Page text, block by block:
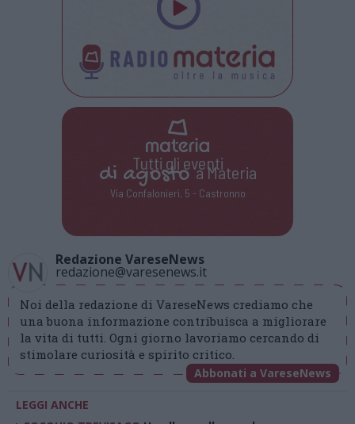
Tutti gli eventi
di agostoa Materia
Via Confalonieri, 5 - Castronno
Redazione VareseNews
redazione@varesenews.it
Noi della redazione di VareseNews crediamo che
una buona informazione contribuisca a migliorare
la vita di tutti. Ogni giorno lavoriamo cercando di
stimolare curiosità e spirito critico.
Abbonati a VareseNews
LEGGI ANCHE